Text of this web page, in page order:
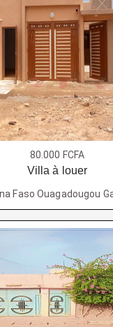
80.000 FCFA
Villa à louer
Faso Ouagadougou